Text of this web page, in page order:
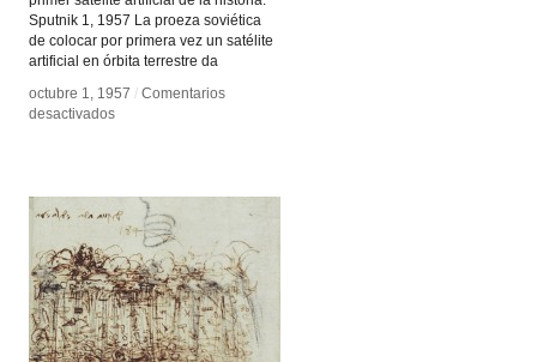
Sputnik 1, 1957 La proeza soviética
de colocar por primera vez un satélite
artificial en órbita terrestre da
octubre 1, 1957 / Comentarios
desactivadosen
octubre 1, 1957 / Comentarios
desactivadosen